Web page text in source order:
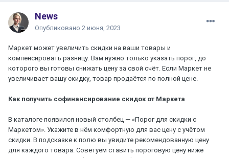
News
Опубликовано 2 июня, 2023
Маркет может увеличить скидки на ваши товары и
компенсировать разницу. Вам нужно только указать порог, до
которого вы готовы снижать цену за свой счёт. Если Маркет не
увеличивает вашу скидку, товар продаётся по полной цене.
Как получить софинансирование скидок от Маркета
В каталоге появился новый столбец — «Порог для скидки с
Маркетом». Укажите в нём комфортную для вас цену с учётом
скидки. В подсказке к полю вы увидите рекомендованную цену
для каждого товара. Советуем ставить пороговую цену ниже